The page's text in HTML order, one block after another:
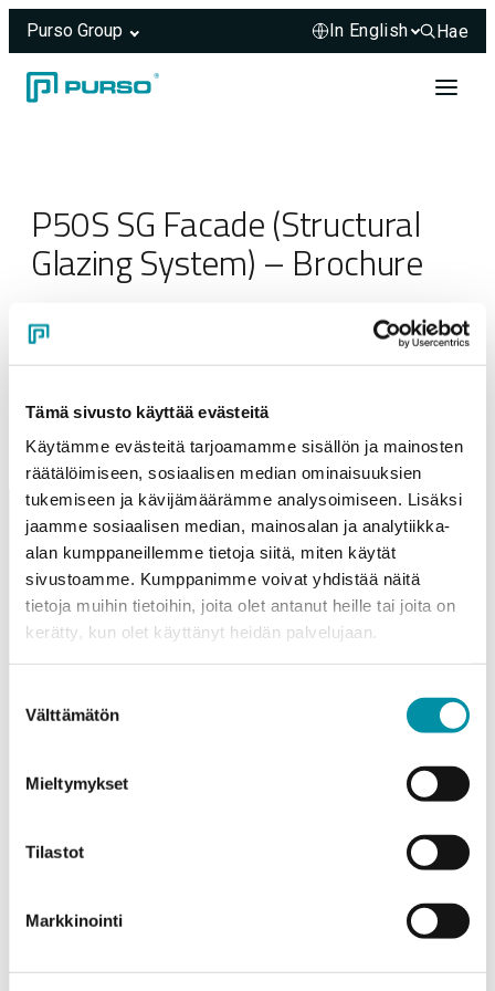
Tämä sivusto käyttää evästeitä
Käytämme evästeitä tarjoamamme sisällön ja mainosten
räätälöimiseen, sosiaalisen median ominaisuuksien
tukemiseen ja kävijämäärämme analysoimiseen. Lisäksi
jaamme sosiaalisen median, mainosalan ja analytiikka-
alan kumppaneillemme tietoja siitä, miten käytät
sivustoamme. Kumppanimme voivat yhdistää näitä
tietoja muihin tietoihin, joita olet antanut heille tai joita on
kerätty, kun olet käyttänyt heidän palvelujaan.
valinta
Välttämätön
Mieltymykset
Tilastot
Markkinointi
Purso Group
Hae
Hae
P50S SG Facade (Structural
Glazing System) – Brochure
37200, Siuro
purso@purso.fi
References